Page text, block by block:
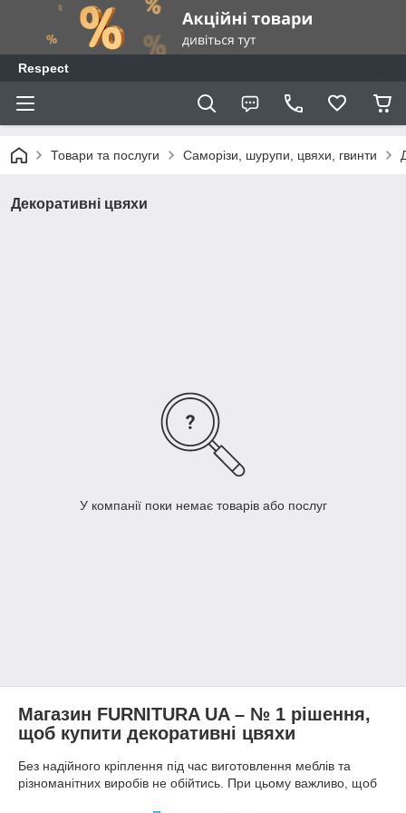
Respect
Товари та послуги Саморізи, шурупи, цвяхи, гвинти
Декоративні цвяхи
У компанії поки немає товарів або послуг
Магазин FURNITURA UA – № 1 рішення,
щоб купити декоративні цвяхи
Без надійного кріплення під час виготовлення меблів та
різноманітних виробів не обійтись. При цьому важливо, щоб